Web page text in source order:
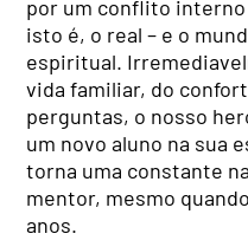
por um conflito interno
isto é, o real – e o
espiritual.
vida familiar, do
perguntas, o nosso
um novo aluno na sua
torna uma constante
mentor, mesmo
anos.